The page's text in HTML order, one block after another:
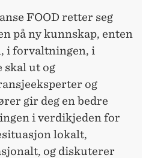
FOOD retter seg
på ny kunnskap, enten
i forvaltningen, i
ut og
og
gir deg en bedre
i verdikjeden for
lokalt,
og diskuterer